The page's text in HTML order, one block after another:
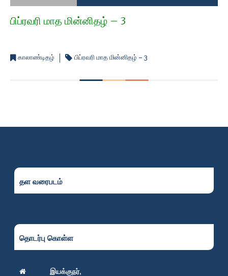
பிப்ரவரி மாத மின்னிதழ் – 3
காலாண்டிதழ் பிப்ரவரி மாத மின்னிதழ் – 3
தள வரைபடம்
தொடர்பு கொள்ள
இயக்குநர்,